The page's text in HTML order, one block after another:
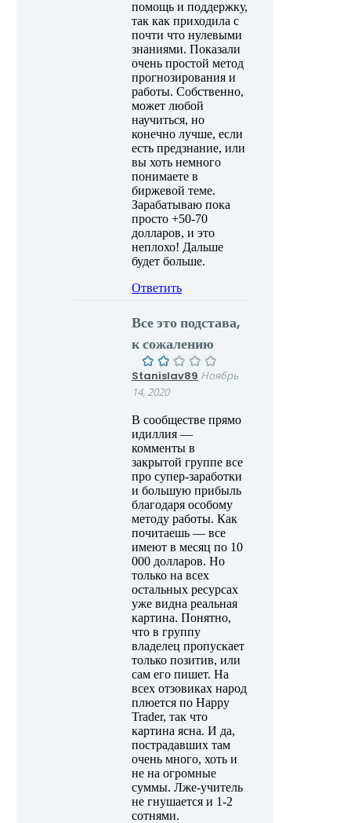
помощь и поддержку,
так как приходила с
почти что нулевыми
знаниями. Показали
очень простой метод
прогнозирования и
работы. Собственно,
может любой
научиться, но
конечно лучше, если
есть предзнание, или
вы хоть немного
понимаете в
биржевой теме.
Зарабатываю пока
просто +50-70
долларов, и это
неплохо! Дальше
будет больше.
Ответить
Все это подстава,
к сожалению
Stanislav89 Ноябрь
14, 2020
В сообществе прямо
идиллия —
комменты в
закрытой группе все
про супер-заработки
и большую прибыль
благодаря особому
методу работы. Как
почитаешь — все
имеют в месяц по 10
000 долларов. Но
только на всех
остальных ресурсах
уже видна реальная
картина. Понятно,
что в группу
владелец пропускает
только позитив, или
сам его пишет. На
всех отзовиках народ
плюется по Happy
Trader, так что
картина ясна. И да,
пострадавших там
очень много, хоть и
не на огромные
суммы. Лже-учитель
не гнушается и 1-2
сотнями.